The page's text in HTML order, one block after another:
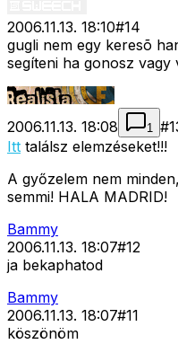
2006.11.13. 18:10#14
gugli nem egy keresõ
segíteni ha gonosz vagy
2006.11.13. 18:08 1 #
Itt találsz elemzéseket!!!
A győzelem nem
semmi! HALA MADRID!
Bammy
2006.11.13. 18:07#12
ja bekaphatod
Bammy
2006.11.13. 18:07#11
köszönöm